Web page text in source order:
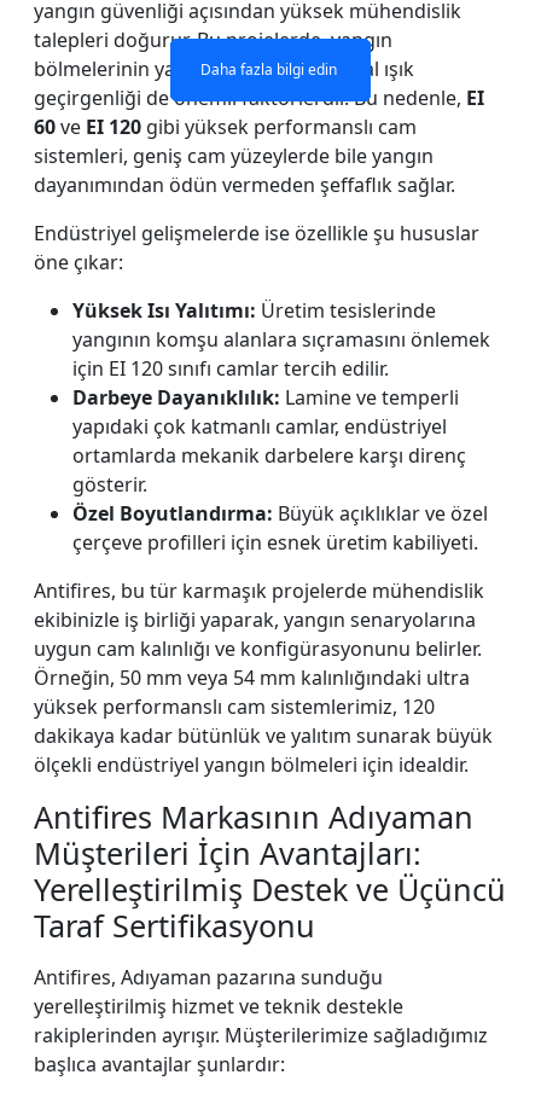
Daha fazla bilgi edin
Daha fazla bilgi edin
Daha fazla bilgi edin
Daha fazla bilgi edin
yangın güvenliği açısından yüksek mühendislik
talepleri doğurur. Bu projelerde, yangın
bölmelerinin yanı sıra estetik ve doğal ışık
geçirgenliği de önemli faktörlerdir. Bu nedenle, EI
60ve EI 120 gibi yüksek performanslı cam
sistemleri, geniş cam yüzeylerde bile yangın
dayanımından ödün vermeden şeffaflık sağlar.
Endüstriyel gelişmelerde ise özellikle şu hususlar
öne çıkar:
Yüksek Isı Yalıtımı: Üretim tesislerinde
yangının komşu alanlara sıçramasını önlemek
için EI 120 sınıfı camlar tercih edilir.
Darbeye Dayanıklılık: Lamine ve temperli
yapıdaki çok katmanlı camlar, endüstriyel
ortamlarda mekanik darbelere karşı direnç
gösterir.
Özel Boyutlandırma: Büyük açıklıklar ve özel
çerçeve profilleri için esnek üretim kabiliyeti.
Antifires, bu tür karmaşık projelerde mühendislik
ekibinizle iş birliği yaparak, yangın senaryolarına
uygun cam kalınlığı ve konfigürasyonunu belirler.
Örneğin, 50 mm veya 54 mm kalınlığındaki ultra
yüksek performanslı cam sistemlerimiz, 120
dakikaya kadar bütünlük ve yalıtım sunarak büyük
ölçekli endüstriyel yangın bölmeleri için idealdir.
Antifires Markasının Adıyaman
Müşterileri İçin Avantajları:
Yerelleştirilmiş Destek ve Üçüncü
Taraf Sertifikasyonu
Antifires, Adıyaman pazarına sunduğu
yerelleştirilmiş hizmet ve teknik destekle
rakiplerinden ayrışır. Müşterilerimize sağladığımız
başlıca avantajlar şunlardır: